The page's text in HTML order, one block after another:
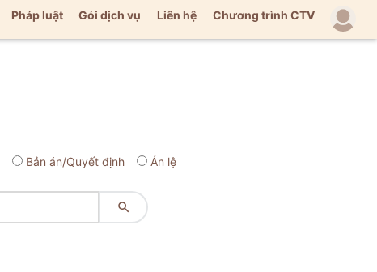
Pháp luật Gói dịch vụ Liên hệ Chương trình CTV
Bản án/Quyết định Án lệ
